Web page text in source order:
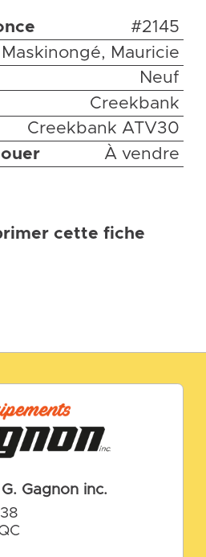
#2145
Maskinongé, Mauricie
Neuf
Creekbank
Creekbank ATV30
À vendre
cette fiche
Gagnon inc.